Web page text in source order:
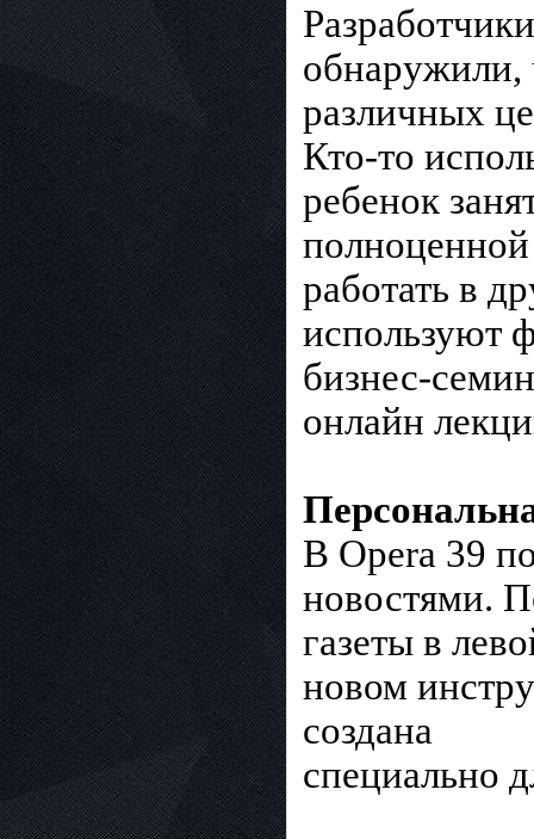
обнаружили,
различных
Кто-то
ребенок
полноценной
работать в
используют
бизнес-
онлайн
В Opera 39
новостями.
газеты в
новом
создана
специально